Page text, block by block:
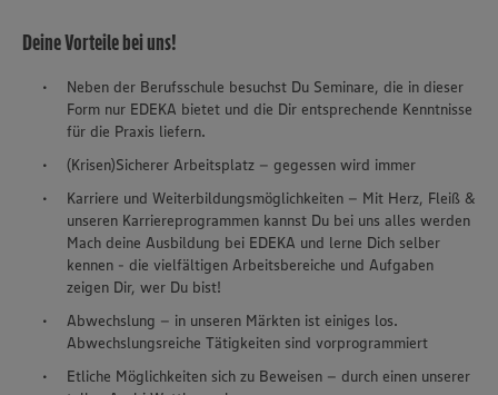
Deine Vorteile bei uns!
Neben der Berufsschule besuchst Du Seminare, die in dieser
Form nur EDEKA bietet und die Dir entsprechende Kenntnisse
für die Praxis liefern.
(Krisen)Sicherer Arbeitsplatz – gegessen wird immer
Karriere und Weiterbildungsmöglichkeiten – Mit Herz, Fleiß &
unseren Karriereprogrammen kannst Du bei uns alles werden
Mach deine Ausbildung bei EDEKA und lerne Dich selber
kennen - die vielfältigen Arbeitsbereiche und Aufgaben
zeigen Dir, wer Du bist!
Abwechslung – in unseren Märkten ist einiges los.
Abwechslungsreiche Tätigkeiten sind vorprogrammiert
Etliche Möglichkeiten sich zu Beweisen – durch einen unserer